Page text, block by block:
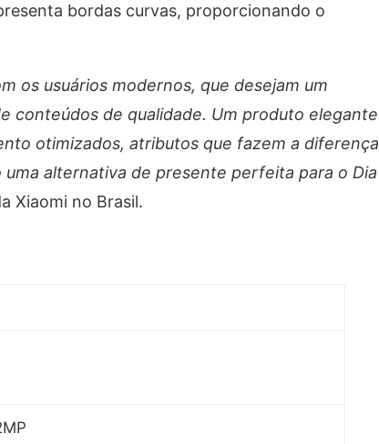
bordas curvas, proporcionando o
os usuários modernos, que desejam um
conteúdos de qualidade. Um produto elegante
otimizados, atributos que fazem a diferença
alternativa de presente perfeita para o Dia
Xiaomi no Brasil.